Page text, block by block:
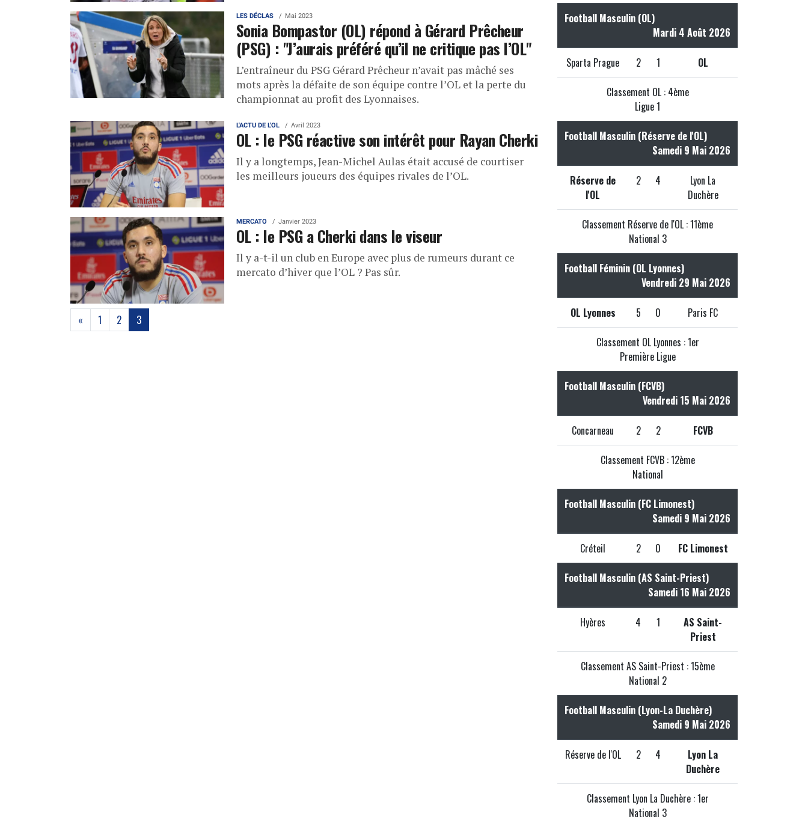
LES DÉCLAS Mai 2023
Sonia Bompastor (OL) répond à Gérard Prêcheur
(PSG) : "J’aurais préféré qu’il ne critique pas l’OL"
L’entraîneur du PSG Gérard Prêcheur n’avait pas mâché ses
mots après la défaite de son équipe contre l’OL et la perte du
championnat au profit des Lyonnaises.
L'ACTU DE L'OL Avril 2023
OL : le PSG réactive son intérêt pour Rayan Cherki
Il y a longtemps, Jean-Michel Aulas était accusé de courtiser
les meilleurs joueurs des équipes rivales de l’OL.
MERCATO Janvier 2023
OL : le PSG a Cherki dans le viseur
Il y a-t-il un club en Europe avec plus de rumeurs durant ce
mercato d’hiver que l’OL ? Pas sûr.
« 1 2 3(current)
Football Masculin (OL)
Mardi 4 Août 2026
Sparta Prague 2 1 OL
Classement OL : 4ème
Ligue 1
Football Masculin (Réserve de l'OL)
Samedi 9 Mai 2026
Réserve de
l'OL
2 4
Lyon La
Duchère
Classement Réserve de l'OL : 11ème
National 3
Football Féminin (OL Lyonnes)
Vendredi 29 Mai 2026
OL Lyonnes 5 0 Paris FC
Classement OL Lyonnes : 1er
Première Ligue
Football Masculin (FCVB)
Vendredi 15 Mai 2026
Concarneau 2 2 FCVB
Classement FCVB : 12ème
National
Football Masculin (FC Limonest)
Samedi 9 Mai 2026
Créteil 2 0 FC Limonest
Football Masculin (AS Saint-Priest)
Samedi 16 Mai 2026
Hyères 4 1
AS Saint-
Priest
Classement AS Saint-Priest : 15ème
National 2
Football Masculin (Lyon-La Duchère)
Samedi 9 Mai 2026
Réserve de l'OL 2 4
Lyon La
Duchère
Classement Lyon La Duchère : 1er
National 3